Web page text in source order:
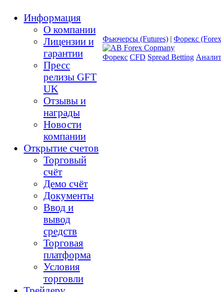
Информация
О компании
Лицензии и
гарантии
Пресс
релизы GFT
UK
Отзывы и
награды
Новости
компании
Открытие счетов
Торговый
счёт
Демо счёт
Документы
Ввод и
вывод
средств
Торговая
платформа
Условия
торговли
Фьючерсы (Futures) | Форекс
Форекс CFD Spread Betting